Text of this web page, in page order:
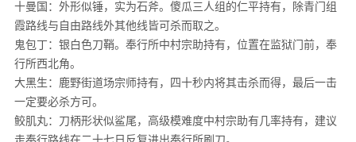
十曼国：外形似锤，实为石斧。傻瓜三人组的仁平持有，除青门组
霞路线与自由路线外其他线皆可杀而取之。
鬼包丁：银白色刀鞘。奉行所中村宗助持有，位置在监狱门前，奉
行所西北角。
大黑生：鹿野街道场宗师持有，四十秒内将其击杀而得，最后一击
一定要必杀方可。
鲛肌丸：刀柄形状似鲨尾，高级模难度中村宗助有几率持有，建议